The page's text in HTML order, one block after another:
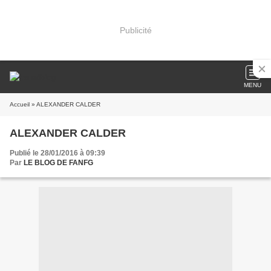
Publicité
MENU
Accueil » ALEXANDER CALDER
ALEXANDER CALDER
Publié le 28/01/2016 à 09:39
Par LE BLOG DE FANFG